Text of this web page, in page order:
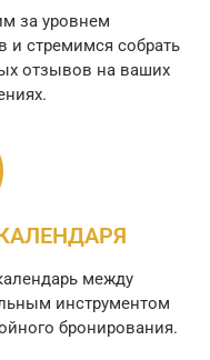
за уровнем
и стремимся собрать
отзывов на ваших
между
инструментом
бронирования.